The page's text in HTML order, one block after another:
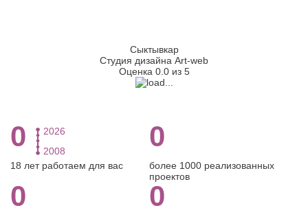
Сыктывкар
Студия дизайна Art-web
Оценка 0.0 из 5
0
2026
2008
18 лет работаем для вас
0
более 1000 реализованных
проектов
0 0